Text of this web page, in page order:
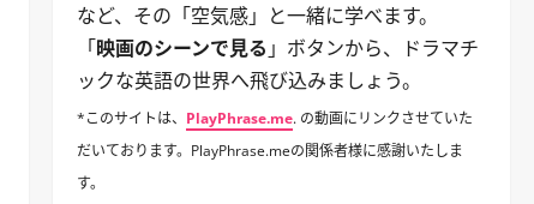
など、その「空気感」と一緒に学べます。
「映画のシーンで見る 」ボタンから、ドラマチ
ックな英語の世界へ飛び込みましょう。
*このサイトは、 PlayPhrase.me. の動画にリンクさせていた
だいております。PlayPhrase.meの関係者様に感謝いたしま
す。